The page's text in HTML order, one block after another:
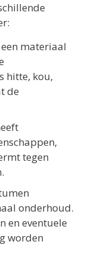
materiaal
hitte, kou,
de
tegen
onderhoud.
en eventuele
worden